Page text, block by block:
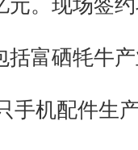
元。现场签
括富硒牦牛
手机配件生